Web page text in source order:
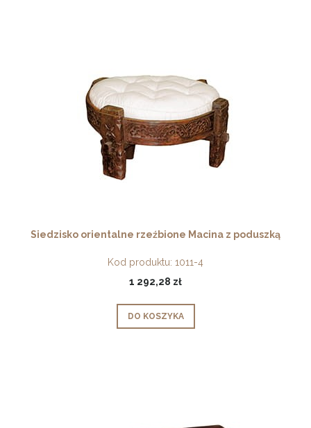
Siedzisko orientalne rzeźbione Macina z poduszką
Kod produktu: 1011-4
1 292,28 zł
DO KOSZYKA